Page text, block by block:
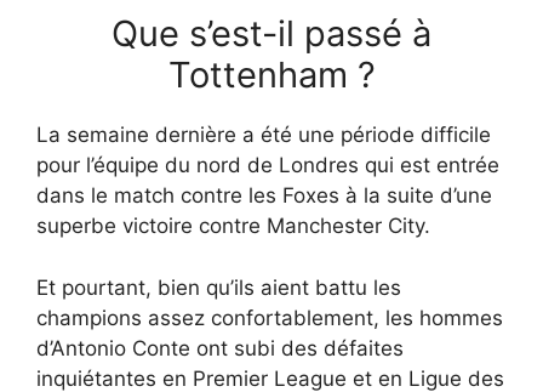
Que s’est-il passé à
Tottenham ?
La semaine dernière a été une période difficile
pour l’équipe du nord de Londres qui est entrée
dans le match contre les Foxes à la suite d’une
superbe victoire contre Manchester City.
Et pourtant, bien qu’ils aient battu les
champions assez confortablement, les hommes
d’Antonio Conte ont subi des défaites
inquiétantes en Premier League et en Ligue des